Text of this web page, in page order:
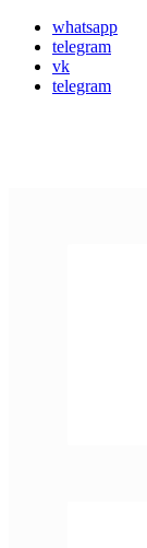
whatsapp
telegram
vk
telegram